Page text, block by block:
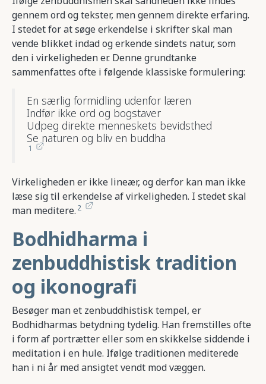
gennem ord og tekster, men gennem direkte erfaring.
I stedet for at søge erkendelse i skrifter skal man
vende blikket indad og erkende sindets natur, som
den i virkeligheden er. Denne grundtanke
sammenfattes ofte i følgende klassiske formulering:
En særlig formidling udenfor læren
Indfør ikke ord og bogstaver
Udpeg direkte menneskets bevidsthed
Se naturen og bliv en buddha
1
Virkeligheden er ikke lineær, og derfor kan man ikke
læse sig til erkendelse af virkeligheden. I stedet skal
man meditere. 2
Bodhidharma i
zenbuddhistisk tradition
og ikonografi
Besøger man et zenbuddhistisk tempel, er
Bodhidharmas betydning tydelig. Han fremstilles ofte
i form af portrætter eller som en skikkelse siddende i
meditation i en hule. Ifølge traditionen mediterede
han i ni år med ansigtet vendt mod væggen.